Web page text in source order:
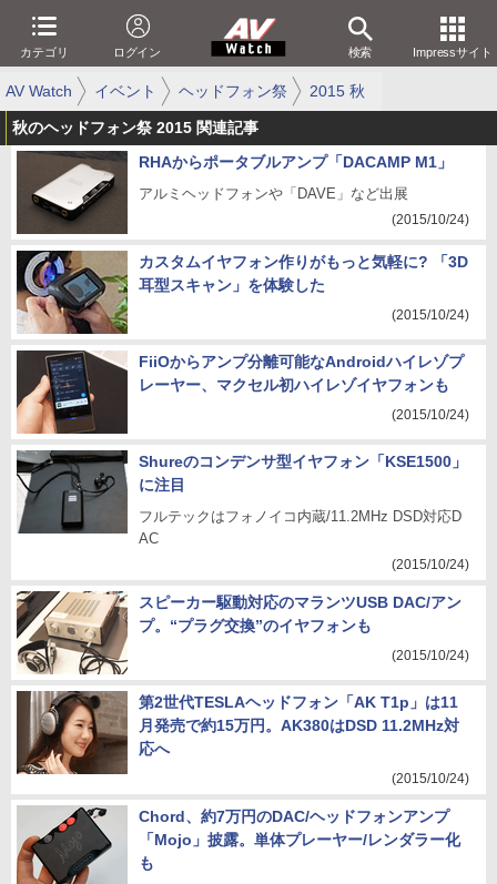
カテゴリ ログイン 検索 Impressサイト
AV Watch イベント ヘッドフォン祭 2015 秋
秋のヘッドフォン祭 2015 関連記事
RHAからポータブルアンプ「DACAMP M1」
アルミヘッドフォンや「DAVE」など出展
(2015/10/24)
カスタムイヤフォン作りがもっと気軽に? 「3D
耳型スキャン」を体験した
(2015/10/24)
FiiOからアンプ分離可能なAndroidハイレゾプ
レーヤー、マクセル初ハイレゾイヤフォンも
(2015/10/24)
Shureのコンデンサ型イヤフォン「KSE1500」
に注目
フルテックはフォノイコ内蔵/11.2MHz DSD対応D
AC
(2015/10/24)
スピーカー駆動対応のマランツUSB DAC/アン
プ。“プラグ交換”のイヤフォンも
(2015/10/24)
第2世代TESLAヘッドフォン「AK T1p」は11
月発売で約15万円。AK380はDSD 11.2MHz対
応へ
(2015/10/24)
Chord、約7万円のDAC/ヘッドフォンアンプ
「Mojo」披露。単体プレーヤー/レンダラー化
も